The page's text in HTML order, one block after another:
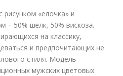
«елочка» и
– 50% шелк, 50% вискоза.
на классику,
и предпочитающих не
стиля. Модель
мужских цветовых